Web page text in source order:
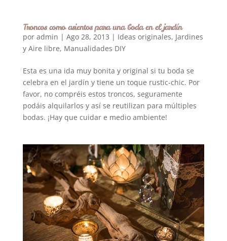
Troncos como asientos para una boda en el jardín
por admin | Ago 28, 2013 | Ideas originales, Jardines
y Aire libre, Manualidades DIY
Esta es una ida muy bonita y original si tu boda se
celebra en el jardín y tiene un toque rustic-chic. Por
favor, no compréis estos troncos, seguramente
podáis alquilarlos y así se reutilizan para múltiples
bodas. ¡Hay que cuidar e medio ambiente!